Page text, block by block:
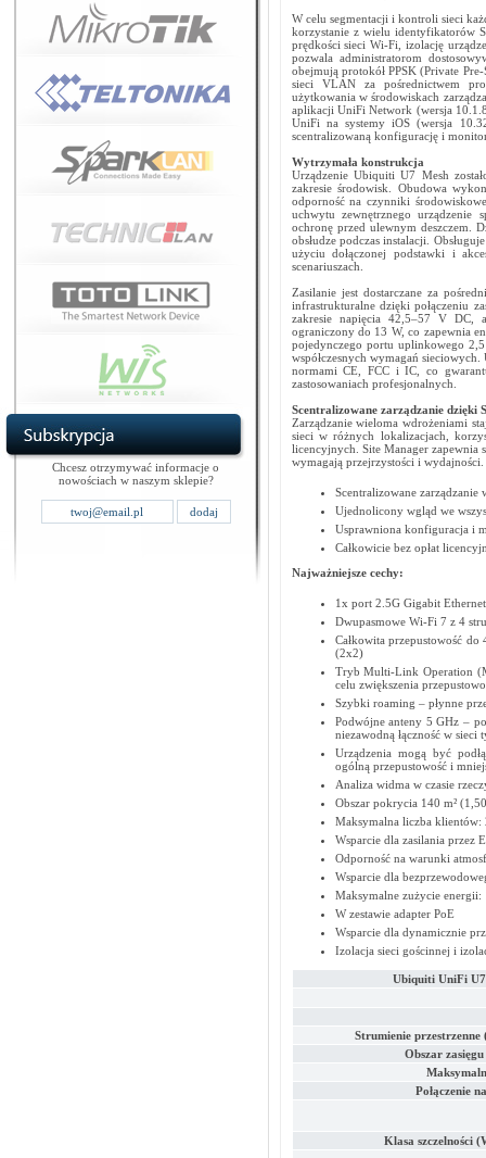
Chcesz otrzymywać informacje o
nowościach w naszym sklepie?
W celu segmentacji i kontroli sieci
korzystanie z wielu identyfikatorów
prędkości sieci Wi-Fi, izolację
pozwala administratorom
obejmują protokół PPSK (Private
sieci VLAN za pośrednictwem
użytkowania w środowiskach
aplikacji UniFi Network (wersja
UniFi na systemy iOS (wersja
scentralizowaną konfigurację i
Wytrzymała konstrukcja
Urządzenie Ubiquiti U7 Mesh
zakresie środowisk. Obudowa
odporność na czynniki
uchwytu zewnętrznego urządzenie
ochronę przed ulewnym deszczem.
obsłudze podczas instalacji.
użyciu dołączonej podstawki i
scenariuszach.
Zasilanie jest dostarczane za
infrastrukturalne dzięki połączeniu
zakresie napięcia 42,5–57 V DC,
ograniczony do 13 W, co zapewnia
pojedynczego portu uplinkowego 2,5
współczesnych wymagań
normami CE, FCC i IC, co
zastosowaniach profesjonalnych.
Scentralizowane zarządzanie dzięki
Zarządzanie wieloma wdrożeniami
sieci w różnych lokalizacjach,
licencyjnych. Site Manager zapewnia
wymagają przejrzystości i wydajności.
Scentralizowane zarządzanie
Ujednolicony wgląd we
Usprawniona konfiguracja i
Całkowicie bez opłat
Najważniejsze cechy:
1x port 2.5G Gigabit
Dwupasmowe Wi-Fi 7 z 4
Całkowita przepustowość
(2x2)
Tryb Multi-Link Operation
celu zwiększenia
Szybki roaming – płynne
Podwójne anteny 5 GHz –
niezawodną łączność w
Urządzenia mogą być
ogólną przepustowość i
Analiza widma w czasie
Obszar pokrycia 140 m²
Maksymalna liczba klientów:
Wsparcie dla zasilania przez
Odporność na warunki
Wsparcie dla
Maksymalne zużycie energii:
W zestawie adapter PoE
Wsparcie dla dynamicznie
Izolacja sieci gościnnej i
Ubiquiti UniFi U7
Strumienie przestrzenne
Obszar
Połączenie
Klasa szczelności